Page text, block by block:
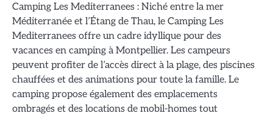
Camping Les Mediterranees : Niché entre la mer
Méditerranée et l’Étang de Thau, le Camping Les
Mediterranees offre un cadre idyllique pour des
vacances en camping à Montpellier. Les campeurs
peuvent profiter de l’accès direct à la plage, des piscines
chauffées et des animations pour toute la famille. Le
camping propose également des emplacements
ombragés et des locations de mobil-homes tout